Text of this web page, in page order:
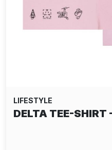
LIFESTYLE
DELTA TEE-SHIRT